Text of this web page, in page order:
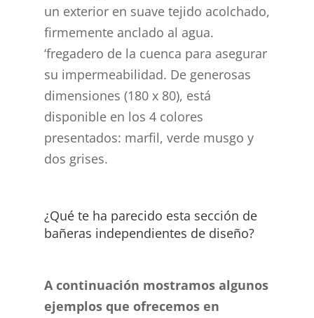
un exterior en suave tejido acolchado,
firmemente anclado al agua.
‘fregadero de la cuenca para asegurar
su impermeabilidad. De generosas
dimensiones (180 x 80), está
disponible en los 4 colores
presentados: marfil, verde musgo y
dos grises.
¿Qué te ha parecido esta sección de
bañeras independientes de diseño?
A continuación mostramos algunos
ejemplos que ofrecemos en